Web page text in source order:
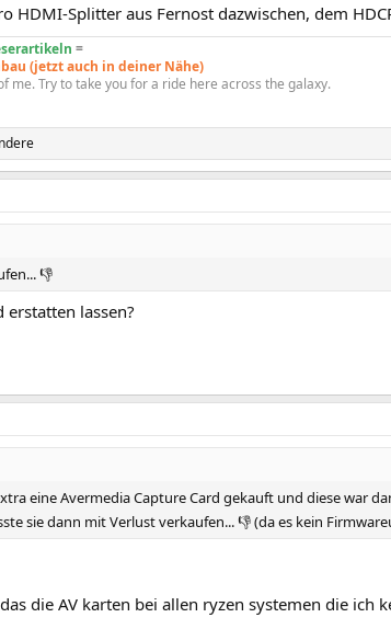
HDMI-Splitter aus Fernost dazwischen, dem
=
(jetzt auch in deiner Nähe)
me. Try to take you for a ride here across the galaxy.
👎
lassen?
eine Avermedia Capture Card gekauft und diese war
sie dann mit Verlust verkaufen... 👎 (da es kein
die AV karten bei allen ryzen systemen die ich